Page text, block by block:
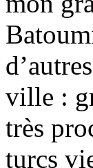
ville :
très
turcs